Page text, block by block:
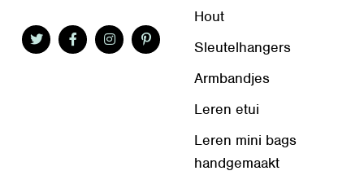
Hout
Sleutelhangers
Armbandjes
Leren etui
Leren mini bags
handgemaakt